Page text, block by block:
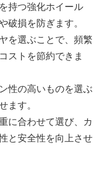
持つ強化ホイール
破損を防ぎます。
を選ぶことで、頻繁
ストを節約できま
性の高いものを選ぶ
ます。
に合わせて選び、カ
と安全性を向上させ